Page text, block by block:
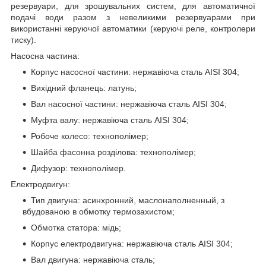
резервуари, для зрошувальних систем, для автоматичної
подачі води разом з невеликими резервуарами при
використанні керуючої автоматики (керуючі реле, контролери
тиску).
Насосна частина:
Корпус насосної частини: нержавіюча сталь AISI 304;
Вихідний фланець: латунь;
Вал насосної частини: нержавіюча сталь AISI 304;
Муфта валу: нержавіюча сталь AISI 304;
Робоче колесо: технополімер;
Шайба фасонна розділова: технополімер;
Дифузор: технополімер.
Електродвигун:
Тип двигуна: асинхронний, маслонаполненный, з
вбудованою в обмотку термозахистом;
Обмотка статора: мідь;
Корпус електродвигуна: нержавіюча сталь AISI 304;
Вал двигуна: нержавіюча сталь;